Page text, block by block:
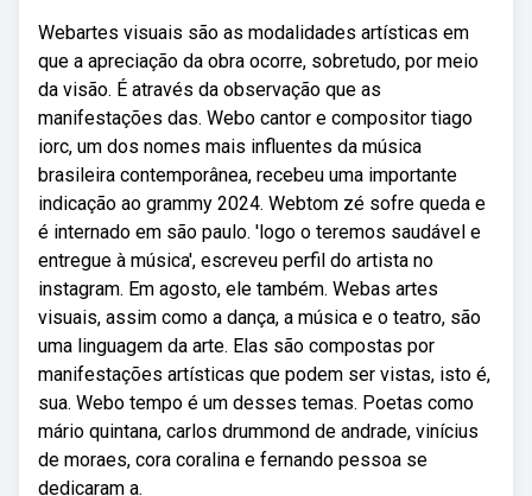
Webartes visuais são as modalidades artísticas em
que a apreciação da obra ocorre, sobretudo, por meio
da visão. É através da observação que as
manifestações das. Webo cantor e compositor tiago
iorc, um dos nomes mais influentes da música
brasileira contemporânea, recebeu uma importante
indicação ao grammy 2024. Webtom zé sofre queda e
é internado em são paulo. 'logo o teremos saudável e
entregue à música', escreveu perfil do artista no
instagram. Em agosto, ele também. Webas artes
visuais, assim como a dança, a música e o teatro, são
uma linguagem da arte. Elas são compostas por
manifestações artísticas que podem ser vistas, isto é,
sua. Webo tempo é um desses temas. Poetas como
mário quintana, carlos drummond de andrade, vinícius
de moraes, cora coralina e fernando pessoa se
dedicaram a.